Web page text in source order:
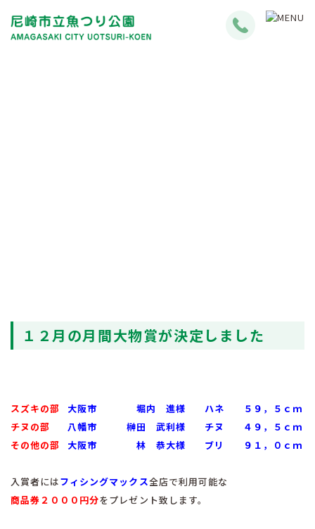
１２月の月間大物賞が決定しました
スズキの部 大阪市 堀内 進様 ハネ
５９，５ｃｍ
チヌの部
八幡市 榊田 武利様 チヌ
４９，５ｃｍ
その他の部
大阪市 林 恭大様 ブリ ９１，０ｃｍ
入賞者にはフィシングマックス全店で利用可能な
商品券２０００円分をプレゼント致します。